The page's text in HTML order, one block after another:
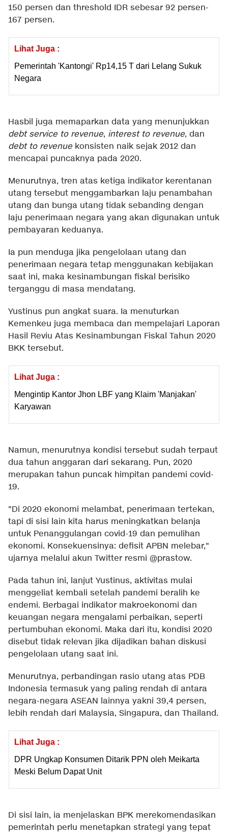
150 persen dan threshold IDR sebesar 92 persen-
167 persen.
Lihat Juga :
Pemerintah 'Kantongi' Rp14,15 T dari Lelang Sukuk
Negara
Hasbil juga memaparkan data yang menunjukkan
debt service to revenue, interest to revenue, dan
debt to revenue konsisten naik sejak 2012 dan
mencapai puncaknya pada 2020.
Menurutnya, tren atas ketiga indikator kerentanan
utang tersebut menggambarkan laju penambahan
utang dan bunga utang tidak sebanding dengan
laju penerimaan negara yang akan digunakan untuk
pembayaran keduanya.
Ia pun menduga jika pengelolaan utang dan
penerimaan negara tetap menggunakan kebijakan
saat ini, maka kesinambungan fiskal berisiko
terganggu di masa mendatang.
Yustinus pun angkat suara. Ia menuturkan
Kemenkeu juga membaca dan mempelajari Laporan
Hasil Reviu Atas Kesinambungan Fiskal Tahun 2020
BKK tersebut.
Lihat Juga :
Mengintip Kantor Jhon LBF yang Klaim 'Manjakan'
Karyawan
Namun, menurutnya kondisi tersebut sudah terpaut
dua tahun anggaran dari sekarang. Pun, 2020
merupakan tahun puncak himpitan pandemi covid-
19.
"Di 2020 ekonomi melambat, penerimaan tertekan,
tapi di sisi lain kita harus meningkatkan belanja
untuk Penanggulangan covid-19 dan pemulihan
ekonomi. Konsekuensinya: defisit APBN melebar,"
ujarnya melalui akun Twitter resmi @prastow.
Pada tahun ini, lanjut Yustinus, aktivitas mulai
menggeliat kembali setelah pandemi beralih ke
endemi. Berbagai indikator makroekonomi dan
keuangan negara mengalami perbaikan, seperti
pertumbuhan ekonomi. Maka dari itu, kondisi 2020
disebut tidak relevan jika dijadikan bahan diskusi
pengelolaan utang saat ini.
Menurutnya, perbandingan rasio utang atas PDB
Indonesia termasuk yang paling rendah di antara
negara-negara ASEAN lainnya yakni 39,4 persen,
lebih rendah dari Malaysia, Singapura, dan Thailand.
Lihat Juga :
DPR Ungkap Konsumen Ditarik PPN oleh Meikarta
Meski Belum Dapat Unit
Di sisi lain, ia menjelaskan BPK merekomendasikan
pemerintah perlu menetapkan strategi yang tepat